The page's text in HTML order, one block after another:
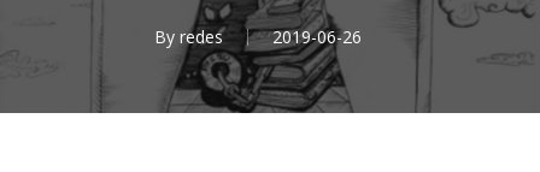
By redes 2019-06-26